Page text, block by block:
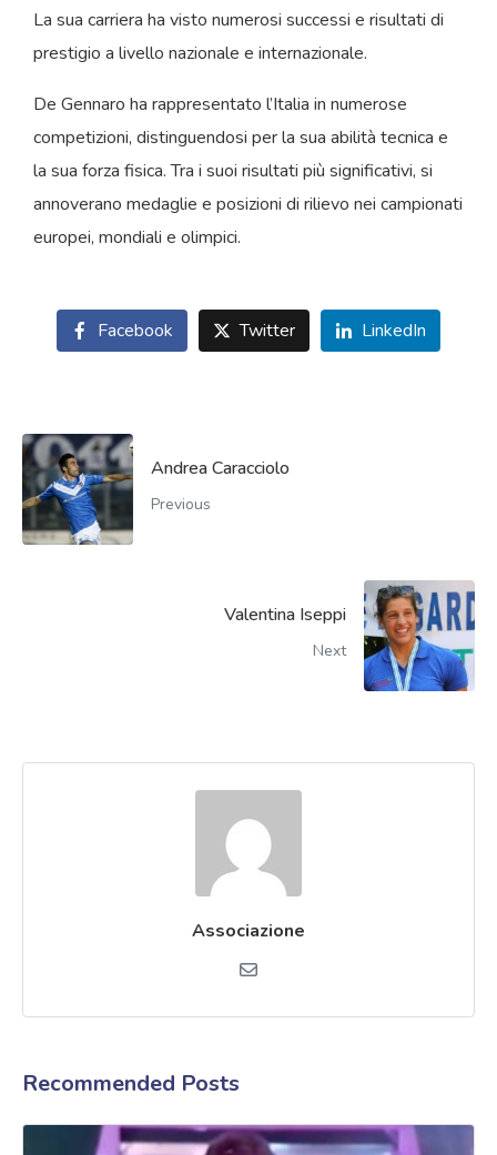
La sua carriera ha visto numerosi successi e risultati di
prestigio a livello nazionale e internazionale.
De Gennaro ha rappresentato l’Italia in numerose
competizioni, distinguendosi per la sua abilità tecnica e
la sua forza fisica. Tra i suoi risultati più significativi, si
annoverano medaglie e posizioni di rilievo nei campionati
europei, mondiali e olimpici.
Facebook Twitter LinkedIn
Andrea Caracciolo
Previous
Valentina Iseppi
Next
Associazione
Recommended Posts